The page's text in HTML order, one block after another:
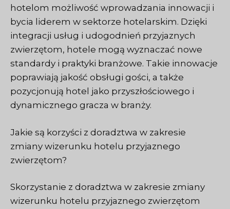
hotelom możliwość wprowadzania innowacji i
bycia liderem w sektorze hotelarskim. Dzięki
integracji usług i udogodnień przyjaznych
zwierzętom, hotele mogą wyznaczać nowe
standardy i praktyki branżowe. Takie innowacje
poprawiają jakość obsługi gości, a także
pozycjonują hotel jako przyszłościowego i
dynamicznego gracza w branży.
Jakie są korzyści z doradztwa w zakresie
zmiany wizerunku hotelu przyjaznego
zwierzętom?
Skorzystanie z doradztwa w zakresie zmiany
wizerunku hotelu przyjaznego zwierzętom